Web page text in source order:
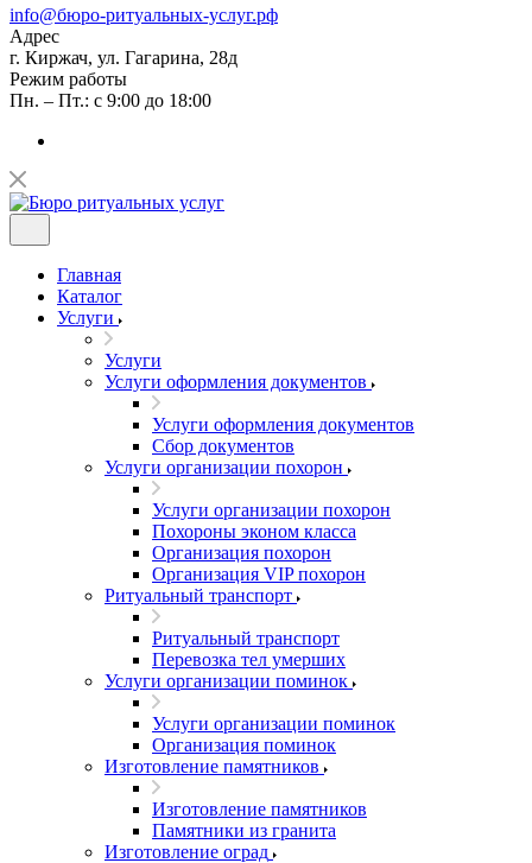
info@бюро-ритуальных-услуг.рф
Адрес
г. Киржач, ул. Гагарина, 28д
Режим работы
Пн. – Пт.: с 9:00 до 18:00
Главная
Каталог
Услуги
Услуги
Услуги оформления документов
Услуги оформления документов
Сбор документов
Услуги организации похорон
Услуги организации похорон
Похороны эконом класса
Организация похорон
Организация VIP похорон
Ритуальный транспорт
Ритуальный транспорт
Перевозка тел умерших
Услуги организации поминок
Услуги организации поминок
Организация поминок
Изготовление памятников
Изготовление памятников
Памятники из гранита
Изготовление оград